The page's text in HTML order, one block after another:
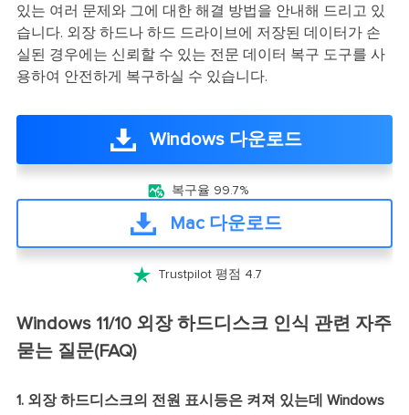
있는 여러 문제와 그에 대한 해결 방법을 안내해 드리고 있
습니다. 외장 하드나 하드 드라이브에 저장된 데이터가 손
실된 경우에는 신뢰할 수 있는 전문 데이터 복구 도구를 사
용하여 안전하게 복구하실 수 있습니다.
Windows 다운로드
 복구율 99.7%
Mac 다운로드
 Trustpilot 평점 4.7
Windows 11/10 외장 하드디스크 인식 관련 자주
묻는 질문(FAQ)
1. 외장 하드디스크의 전원 표시등은 켜져 있는데 Windows